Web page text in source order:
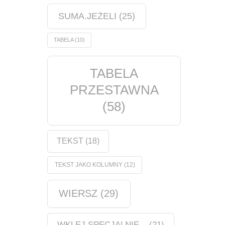
SUMA.JEŻELI (25)
TABELA(10)
TABELA
PRZESTAWNA
(58)
TEKST(18)
TEKST JAKO KOLUMNY(12)
WIERSZ (29)